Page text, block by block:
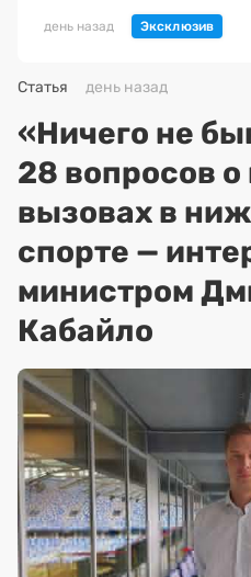
день назад
Статья день назад
«Ничего не
28 вопросов о
вызовах в
спорте —
министром
Кабайло